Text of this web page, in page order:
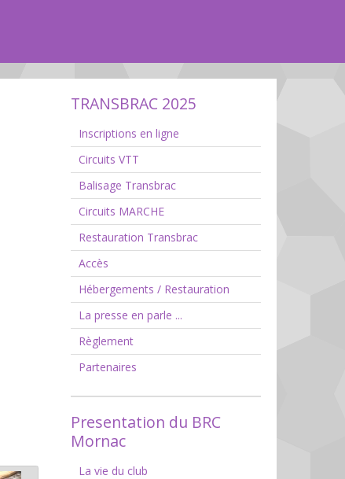
TRANSBRAC 2025
Inscriptions en ligne
Circuits VTT
Balisage Transbrac
Circuits MARCHE
Restauration Transbrac
Accès
Hébergements / Restauration
La presse en parle ...
Règlement
Partenaires
Presentation du BRC
Mornac
La vie du club